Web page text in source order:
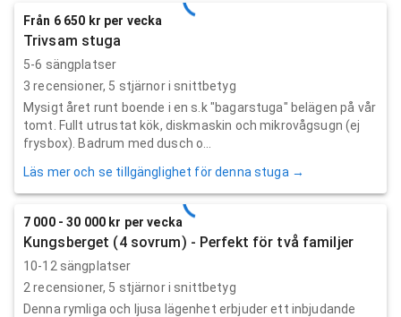
Från 6 650 kr per vecka
Trivsam stuga
5-6 sängplatser
3 recensioner, 5 stjärnor i snittbetyg
Mysigt året runt boende i en s.k "bagarstuga" belägen på vår
tomt. Fullt utrustat kök, diskmaskin och mikrovågsugn (ej
frysbox). Badrum med dusch o...
Läs mer och se tillgänglighet för denna stuga →
7 000 - 30 000 kr per vecka
Kungsberget (4 sovrum) - Perfekt för två familjer
10-12 sängplatser
2 recensioner, 5 stjärnor i snittbetyg
Denna rymliga och ljusa lägenhet erbjuder ett inbjudande